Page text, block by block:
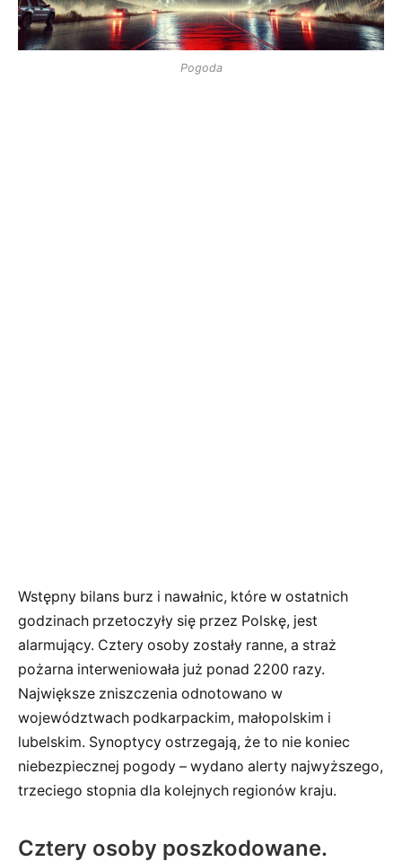
Pogoda
Wstępny bilans burz i nawałnic, które w ostatnich
godzinach przetoczyły się przez Polskę, jest
alarmujący. Cztery osoby zostały ranne, a straż
pożarna interweniowała już ponad 2200 razy.
Największe zniszczenia odnotowano w
województwach podkarpackim, małopolskim i
lubelskim. Synoptycy ostrzegają, że to nie koniec
niebezpiecznej pogody – wydano alerty najwyższego,
trzeciego stopnia dla kolejnych regionów kraju.
Cztery osoby poszkodowane.